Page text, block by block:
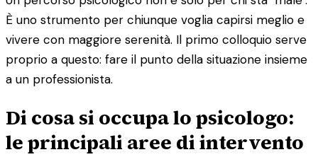
È uno strumento per chiunque voglia capirsi meglio e
vivere con maggiore serenità. Il primo colloquio serve
proprio a questo: fare il punto della situazione insieme
a un professionista.
Di cosa si occupa lo psicologo:
le principali aree di intervento